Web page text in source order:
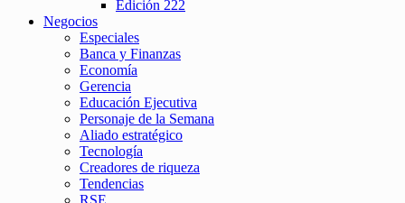
Edición 222
Negocios
Especiales
Banca y Finanzas
Economía
Gerencia
Educación Ejecutiva
Personaje de la Semana
Aliado estratégico
Tecnología
Creadores de riqueza
Tendencias
RSE